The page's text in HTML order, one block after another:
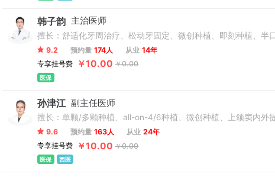
韩子韵 主治医师
擅长：舒适化牙周治疗、松动牙固定、微创种植、即刻种植、半
9.2 预约量 174人 从业 14年
专享挂号费
￥10.00 ￥0.00
医保
孙津江 副主任医师
擅长：单颗/多颗种植、all-on-4/6种植、微创种植、上颌窦内外提
9.6 预约量 163人 从业 24年
专享挂号费
￥10.00 ￥0.00
医保 西医